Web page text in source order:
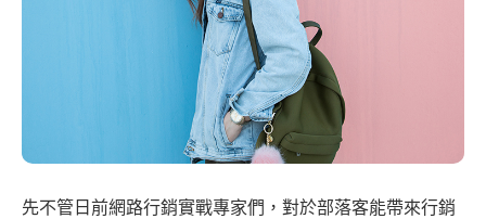
先不管日前網路行銷實戰專家們，對於部落客能帶來行銷